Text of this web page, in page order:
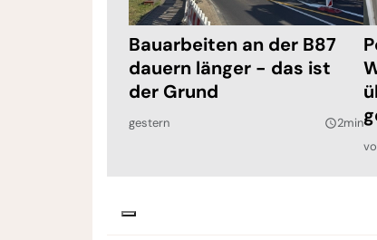
Bauarbeiten an der B87
dauern länger - das ist
der Grund
gestern query_builder2min